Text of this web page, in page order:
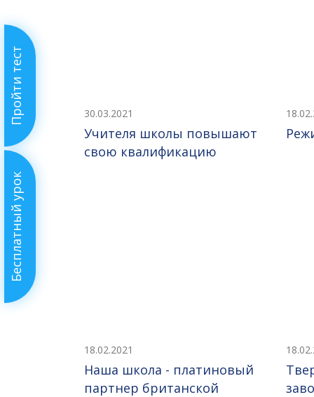
Бесплатный урок
Пройти тест 30.03.2021
Учителя школы повышают
свою квалификацию
18.02.2021
Наша школа - платиновый
партнер британской